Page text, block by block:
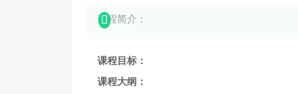
课程简介：
课程目标：
课程大纲：